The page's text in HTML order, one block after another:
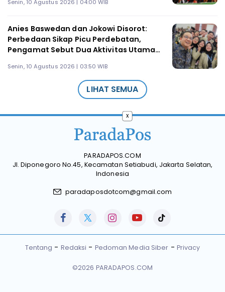
Senin, 10 Agustus 2026 | 04:00 WIB
Anies Baswedan dan Jokowi Disorot:
Perbedaan Sikap Picu Perdebatan,
Pengamat Sebut Dua Aktivitas Utama
Senin, 10 Agustus 2026 | 03:50 WIB
LIHAT SEMUA
PARADAPOS.COM
Jl. Diponegoro No.45, Kecamatan Setiabudi, Jakarta Selatan,
Indonesia
paradaposdotcom@gmail.com
Tentang Redaksi Pedoman Media Siber Privacy
©2026 PARADAPOS.COM
x